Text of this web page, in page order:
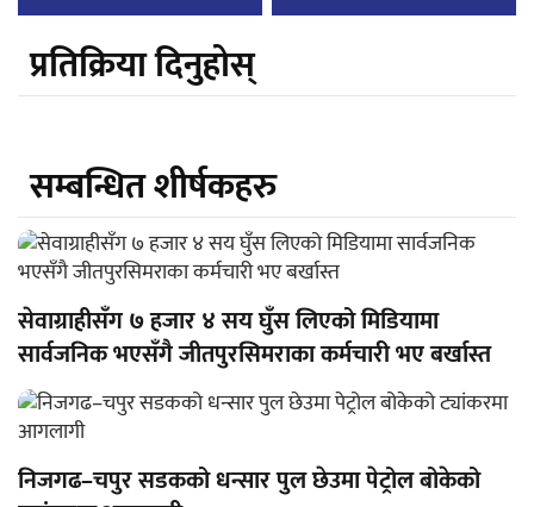
प्रतिक्रिया दिनुहोस्
सम्बन्धित शीर्षकहरु
सेवाग्राहीसँग ७ हजार ४ सय घुँस लिएको मिडियामा
सार्वजनिक भएसँगै जीतपुरसिमराका कर्मचारी भए बर्खास्त
निजगढ–चपुर सडकको धन्सार पुल छेउमा पेट्रोल बोकेको